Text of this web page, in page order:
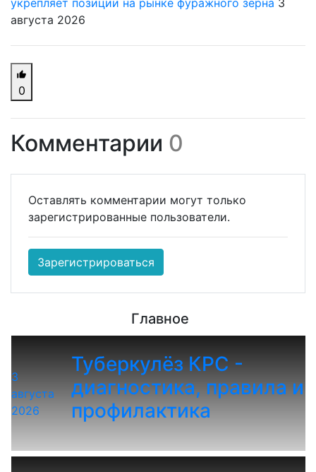
укрепляет позиции на рынке фуражного зерна 3
августа 2026
0
Комментарии 0
Оставлять комментарии могут только
зарегистрированные пользователи.
Зарегистрироваться
Главное
3
августа
2026
Туберкулёз КРС -
диагностика, правила и
профилактика